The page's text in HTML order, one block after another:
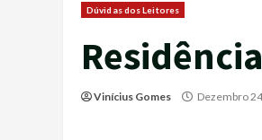
Dúvidas dos Leitores
Vinícius Gomes Dezembro